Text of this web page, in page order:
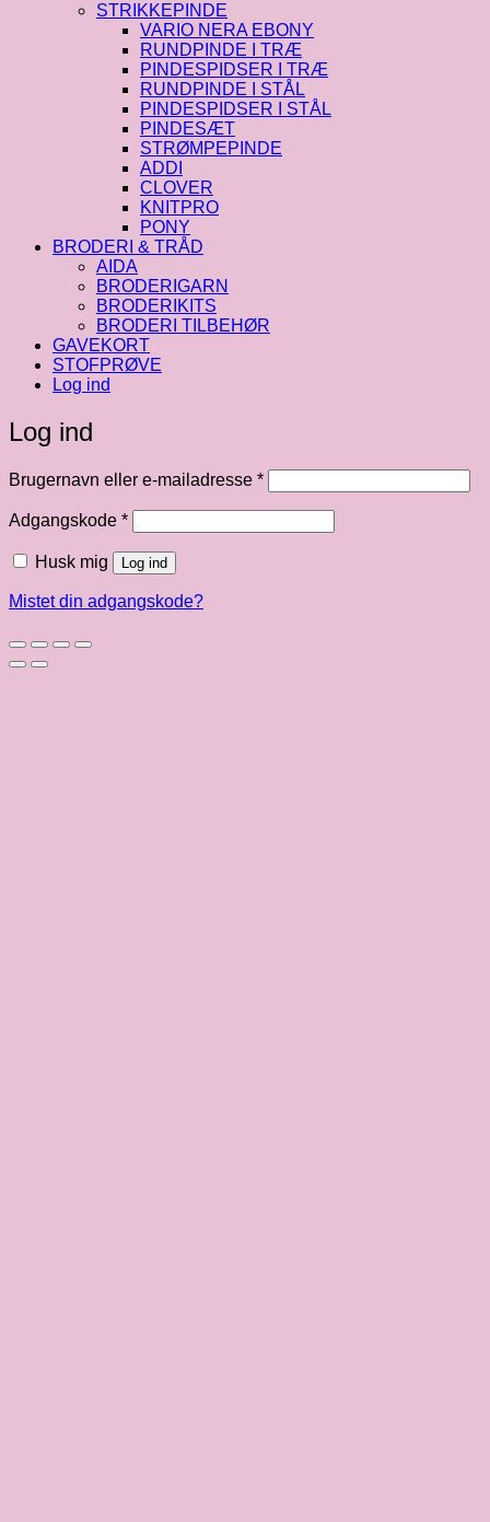
STRIKKEPINDE
VARIO NERA EBONY
RUNDPINDE I TRÆ
PINDESPIDSER I TRÆ
RUNDPINDE I STÅL
PINDESPIDSER I STÅL
PINDESÆT
STRØMPEPINDE
ADDI
CLOVER
KNITPRO
PONY
BRODERI & TRÅD
AIDA
BRODERIGARN
BRODERIKITS
BRODERI TILBEHØR
GAVEKORT
STOFPRØVE
Log ind
Log ind
Brugernavn eller e-mailadresse *Påkrævet
Adgangskode *Påkrævet
Husk mig Log ind
Mistet din adgangskode?